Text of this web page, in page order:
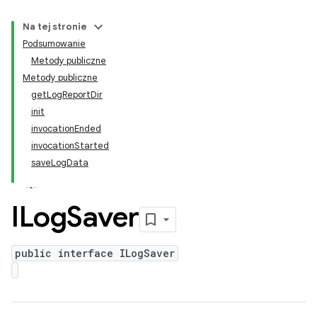
Na tej stronie
Podsumowanie
Metody publiczne
Metody publiczne
getLogReportDir
init
invocationEnded
invocationStarted
saveLogData
ILogSaver
public interface ILogSaver